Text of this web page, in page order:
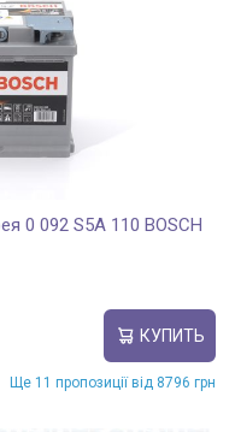
0 092 S5A 110 BOSCH
КУПИТЬ
Ще 11 пропозиції від 8796 грн